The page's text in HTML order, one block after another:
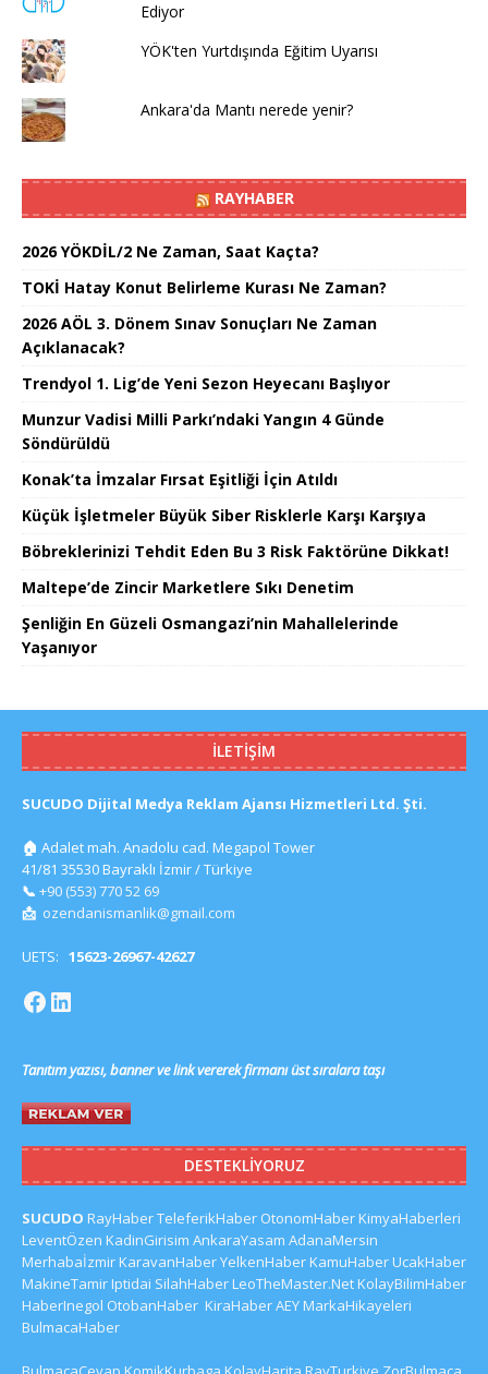
Ediyor
YÖK'ten Yurtdışında Eğitim Uyarısı
Ankara'da Mantı nerede yenir?
RAYHABER
2026 YÖKDİL/2 Ne Zaman, Saat Kaçta?
TOKİ Hatay Konut Belirleme Kurası Ne Zaman?
2026 AÖL 3. Dönem Sınav Sonuçları Ne Zaman
Açıklanacak?
Trendyol 1. Lig’de Yeni Sezon Heyecanı Başlıyor
Munzur Vadisi Milli Parkı’ndaki Yangın 4 Günde
Söndürüldü
Konak’ta İmzalar Fırsat Eşitliği İçin Atıldı
Küçük İşletmeler Büyük Siber Risklerle Karşı Karşıya
Böbreklerinizi Tehdit Eden Bu 3 Risk Faktörüne Dikkat!
Maltepe’de Zincir Marketlere Sıkı Denetim
Şenliğin En Güzeli Osmangazi’nin Mahallelerinde
Yaşanıyor
İLETIŞIM
SUCUDO Dijital Medya Reklam Ajansı Hizmetleri Ltd. Şti.
🏠 Adalet mah. Anadolu cad. Megapol Tower
41/81 35530 Bayraklı İzmir / Türkiye
📞 +90 (553) 770 52 69
📩 ozendanismanlik@gmail.com
UETS: 15623-26967-42627
Tanıtım yazısı, banner ve link vererek firmanı üst sıralara taşı
DESTEKLIYORUZ
SUCUDO RayHaberTeleferikHaber OtonomHaberKimyaHaberleri
LeventÖzen KadinGirisim AnkaraYasam AdanaMersin
MerhabaİzmirKaravanHaberYelkenHaberKamuHaberUcakHaber
MakineTamirIptidai SilahHaberLeoTheMaster.NetKolayBilimHaber
HaberInegol OtobanHaber KiraHaberAEYMarkaHikayeleri
BulmacaHaber